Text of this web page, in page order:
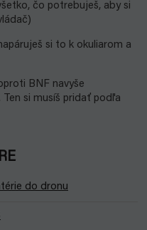
čo potrebuješ, aby si
si to k okuliarom a
BNF navyše
si musíš pridať podľa
do dronu